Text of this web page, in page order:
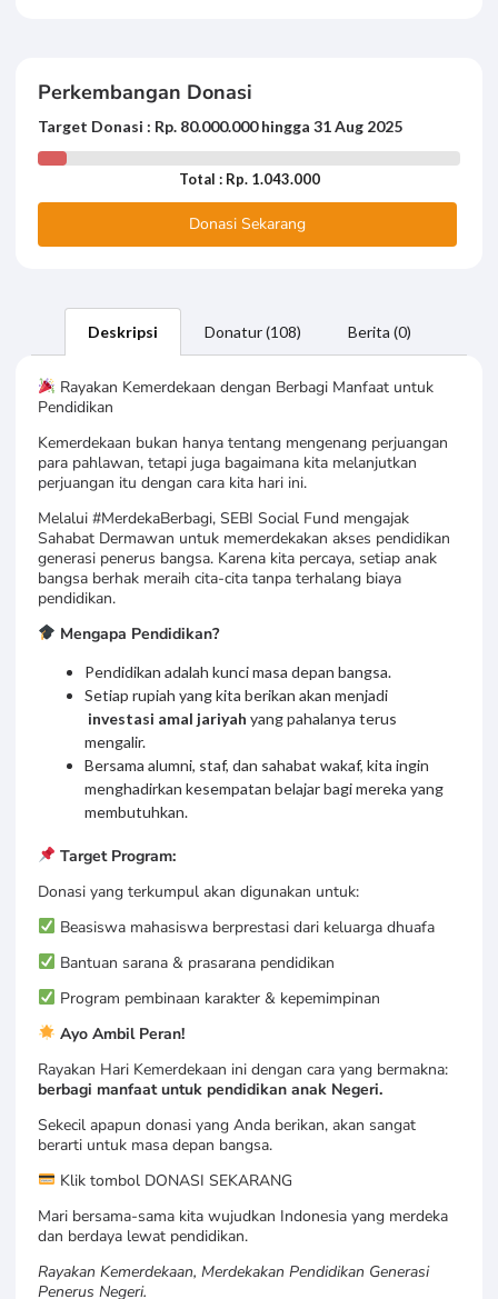
Perkembangan Donasi
Target Donasi : Rp. 80.000.000 hingga 31 Aug 2025
Total : Rp. 1.043.000
Donasi Sekarang
Deskripsi Donatur (108) Berita (0)
Rayakan Kemerdekaan dengan Berbagi Manfaat untuk
Pendidikan
Kemerdekaan bukan hanya tentang mengenang perjuangan
para pahlawan, tetapi juga bagaimana kita melanjutkan
perjuangan itu dengan cara kita hari ini.
Melalui #MerdekaBerbagi, SEBI Social Fund mengajak
Sahabat Dermawan untuk memerdekakan akses pendidikan
generasi penerus bangsa. Karena kita percaya, setiap anak
bangsa berhak meraih cita-cita tanpa terhalang biaya
pendidikan.
Mengapa Pendidikan?
Pendidikan adalah kunci masa depan bangsa.
Setiap rupiah yang kita berikan akan menjadi
investasi amal jariyah yang pahalanya terus
mengalir.
Bersama alumni, staf, dan sahabat wakaf, kita ingin
menghadirkan kesempatan belajar bagi mereka yang
membutuhkan.
Target Program:
Donasi yang terkumpul akan digunakan untuk:
Beasiswa mahasiswa berprestasi dari keluarga dhuafa
Bantuan sarana & prasarana pendidikan
Program pembinaan karakter & kepemimpinan
Ayo Ambil Peran!
Rayakan Hari Kemerdekaan ini dengan cara yang bermakna:
berbagi manfaat untuk pendidikan anak Negeri.
Sekecil apapun donasi yang Anda berikan, akan sangat
berarti untuk masa depan bangsa.
Klik tombol DONASI SEKARANG
Mari bersama-sama kita wujudkan Indonesia yang merdeka
dan berdaya lewat pendidikan.
Rayakan Kemerdekaan, Merdekakan Pendidikan Generasi
Penerus Negeri.